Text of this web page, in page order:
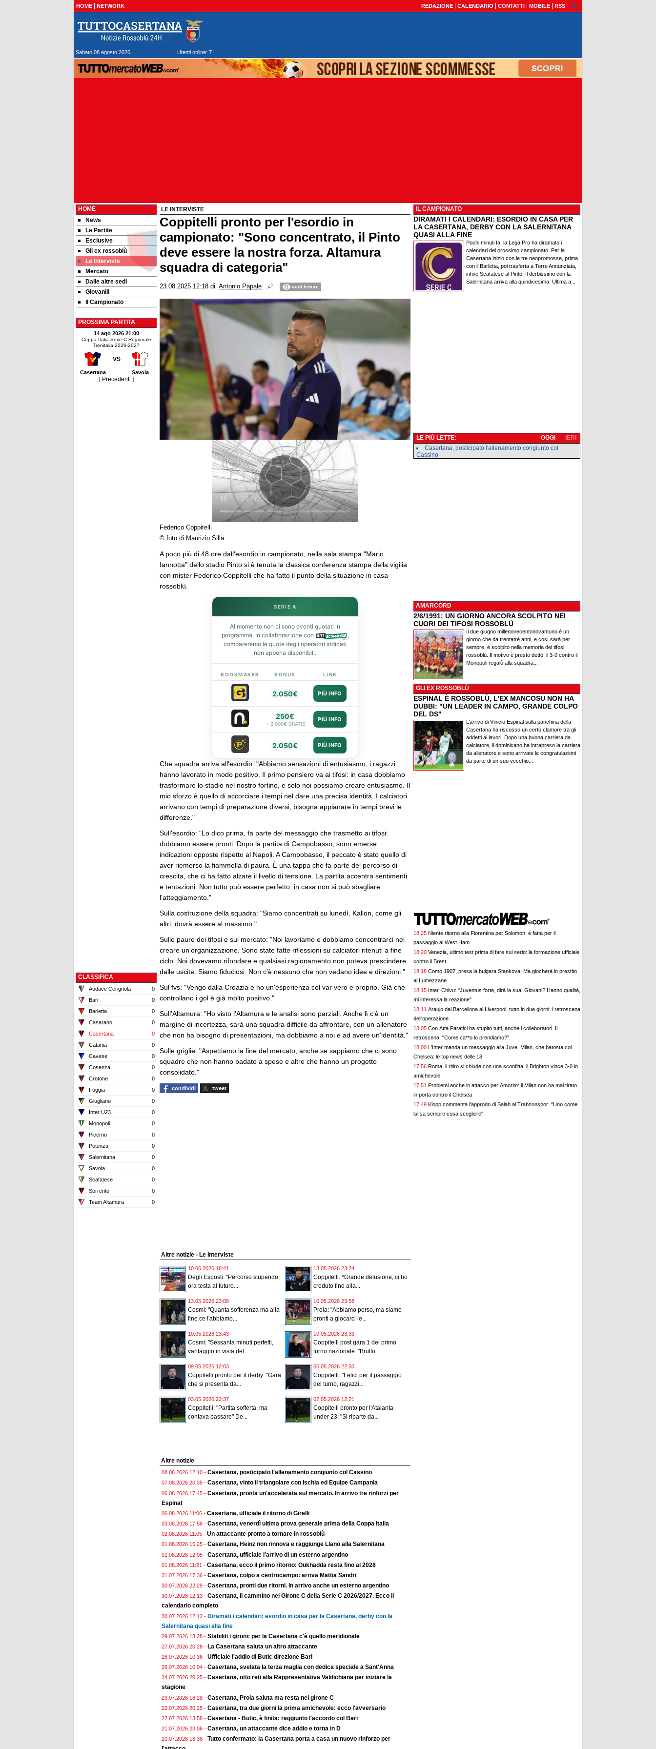
HOME NETWORK REDAZIONE CALENDARIO CONTATTI MOBILE RSS
Sabato 08 agosto 2026 Utenti online: 7
HOME
News
Le Partite
Esclusive
Gli ex rossoblù
Le Interviste
Mercato
Dalle altre sedi
Giovanili
Il Campionato
PROSSIMA PARTITA
14 ago 2026 21:00
Coppa Italia Serie C Regionale
Trenitalia 2026-2027
VS
Casertana Savoia
[ Precedenti ]
CLASSIFICA
Audace Cerignola
0
Bari
0
Barletta
0
Casarano
0
Casertana
0
Catania
0
Cavese
0
Cosenza
0
Crotone
0
Foggia
0
Giugliano
0
Inter U23
0
Monopoli
0
Picerno
0
Potenza
0
Salernitana
0
Savoia
0
Scafatese
0
Sorrento
0
Team Altamura
0
LE INTERVISTE
Coppitelli pronto per l'esordio in
campionato: "Sono concentrato, il Pinto
deve essere la nostra forza. Altamura
squadra di categoria"
23.08.2025 12:18 di Antonio Papale vedi letture
Federico Coppitelli
© foto di Maurizio Silla
A poco più di 48 ore dall'esordio in campionato, nella sala stampa "Mario
Iannotta" dello stadio Pinto si è tenuta la classica conferenza stampa della vigilia
con mister Federico Coppitelli che ha fatto il punto della situazione in casa
rossoblù.
SERIE A
Al momento non ci sono eventi quotati in
programma. In collaborazione con
,
compareremo le quote degli operatori indicati
non appena disponibili.
BOOKMAKER BONUS LINK
2.050€ PIÙ INFO
250€
+ 2.000€ GRATIS
PIÙ INFO
2.050€ PIÙ INFO
Che squadra arriva all'esordio: "Abbiamo sensazioni di entusiasmo, i ragazzi
hanno lavorato in modo positivo. Il primo pensiero va ai tifosi: in casa dobbiamo
trasformare lo stadio nel nostro fortino, e solo noi possiamo creare entusiasmo. Il
mio sforzo è quello di accorciare i tempi nel dare una precisa identità. I calciatori
arrivano con tempi di preparazione diversi, bisogna appianare in tempi brevi le
differenze."
Sull'esordio: "Lo dico prima, fa parte del messaggio che trasmetto ai tifosi:
dobbiamo essere pronti. Dopo la partita di Campobasso, sono emerse
indicazioni opposte rispetto al Napoli. A Campobasso, il peccato è stato quello di
aver riemerso la fiammella di paura. È una tappa che fa parte del percorso di
crescita, che ci ha fatto alzare il livello di tensione. La partita accentra sentimenti
e tentazioni. Non tutto può essere perfetto, in casa non si può sbagliare
l'atteggiamento."
Sulla costruzione della squadra: "Siamo concentrati su lunedì. Kallon, come gli
altri, dovrà essere al massimo."
Sulle paure dei tifosi e sul mercato: "Noi lavoriamo e dobbiamo concentrarci nel
creare un'organizzazione. Sono state fatte riflessioni su calciatori ritenuti a fine
ciclo. Noi dovevamo rifondare e qualsiasi ragionamento non poteva prescindere
dalle uscite. Siamo fiduciosi. Non c'è nessuno che non vedano idee e direzioni."
Sul fvs: "Vengo dalla Croazia e ho un'esperienza col var vero e proprio. Già che
controllano i gol è già molto positivo."
Sull'Altamura: "Ho visto l'Altamura e le analisi sono parziali. Anche lì c'è un
margine di incertezza, sarà una squadra difficile da affrontare, con un allenatore
che non ha bisogno di presentazioni, ma dobbiamo a noi e ad avere un'identità."
Sulle griglie: "Aspettiamo la fine del mercato, anche se sappiamo che ci sono
squadre che non hanno badato a spese e altre che hanno un progetto
consolidato."
condividi tweet
Altre notizie - Le Interviste
10.06.2026 18:41
Degli Esposti: "Percorso stupendo,
ora testa al futuro....
13.05.2026 23:24
Coppitelli: *Grande delusione, ci ho
creduto fino alla...
13.05.2026 23:08
Cosmi: "Quanta sofferenza ma alla
fine ce l'abbiamo...
10.05.2026 23:58
Proia: "Abbiamo perso, ma siamo
pronti a giocarci le...
10.05.2026 23:43
Cosmi: "Sessanta minuti perfetti,
vantaggio in vista del...
10.05.2026 23:33
Coppitelli post gara 1 del primo
turno nazionale: "Brutto...
09.05.2026 12:03
Coppitelli pronto per il derby: "Gara
che si presenta da...
06.05.2026 22:50
Coppitelli: "Felici per il passaggio
del turno, ragazzi...
03.05.2026 22:37
Coppitelli: "Partita sofferta, ma
contava passare" De...
02.05.2026 12:21
Coppitelli pronto per l'Atalanta
under 23: "Si riparte da...
Altre notizie
08.08.2026 12:10 - Casertana, posticipato l'allenamento congiunto col Cassino
07.08.2026 20:35 - Casertana, vinto il triangolare con Ischia ed Equipe Campania
06.08.2026 17:45 - Casertana, pronta un'accelerata sul mercato. In arrivo tre rinforzi per
Espinal
06.08.2026 11:06 - Casertana, ufficiale il ritorno di Girelli
03.08.2026 17:58 - Casertana, venerdì ultima prova generale prima della Coppa Italia
02.08.2026 11:05 - Un attaccante pronto a tornare in rossoblù
01.08.2026 15:25 - Casertana, Heinz non rinnova e raggiunge Llano alla Salernitana
01.08.2026 12:05 - Casertana, ufficiale l'arrivo di un esterno argentino
01.08.2026 11:21 - Casertana, ecco il primo ritorno: Oukhadda resta fino al 2028
31.07.2026 17:36 - Casertana, colpo a centrocampo: arriva Mattia Sandri
30.07.2026 22:29 - Casertana, pronti due ritorni. In arrivo anche un esterno argentino
30.07.2026 12:13 - Casertana, il cammino nel Girone C della Serie C 2026/2027. Ecco il
calendario completo
30.07.2026 12:12 - Diramati i calendari: esordio in casa per la Casertana, derby con la
Salernitana quasi alla fine
29.07.2026 13:28 - Stabiliti i gironi: per la Casertana c'è quello meridionale
27.07.2026 20:28 - La Casertana saluta un altro attaccante
26.07.2026 10:36 - Ufficiale l'addio di Butic direzione Bari
26.07.2026 10:04 - Casertana, svelata la terza maglia con dedica speciale a Sant'Anna
24.07.2026 20:25 - Casertana, otto reti alla Rappresentativa Valdichiana per iniziare la
stagione
23.07.2026 18:28 - Casertana, Proia saluta ma resta nel girone C
22.07.2026 20:25 - Casertana, tra due giorni la prima amichevole: ecco l'avversario
22.07.2026 13:58 - Casertana - Butic, è finita: raggiunto l'accordo col Bari
21.07.2026 23:06 - Casertana, un attaccante dice addio e torna in D
20.07.2026 18:38 - Tutto confermato: la Casertana porta a casa un nuovo rinforzo per
IL CAMPIONATO
DIRAMATI I CALENDARI: ESORDIO IN CASA PER
LA CASERTANA, DERBY CON LA SALERNITANA
QUASI ALLA FINE
Pochi minuti fa, la Lega Pro ha diramato i
calendari del prossimo campionato. Per la
Casertana inizio con le tre neopromosse, prima
con il Barletta, poi trasferta a Torre Annunziata,
infine Scafatese al Pinto. Il derbissimo con la
Salernitana arriva alla quindicesima. Ultima a...
LE PIÙ LETTE: IERI
OGGI
Casertana, posticipato l'allenamento congiunto col
Cassino
AMARCORD
2/6/1991: UN GIORNO ANCORA SCOLPITO NEI
CUORI DEI TIFOSI ROSSOBLÙ
Il due giugno millenovecentonovantuno è un
giorno che da trentatré anni, e così sarà per
sempre, è scolpito nella memoria dei tifosi
rossoblù. Il motivo è presto detto: il 3-0 contro il
Monopoli regalò alla squadra...
GLI EX ROSSOBLÙ
ESPINAL È ROSSOBLÙ, L'EX MANCOSU NON HA
DUBBI: "UN LEADER IN CAMPO, GRANDE COLPO
DEL DS"
L’arrivo di Vinicio Espinal sulla panchina della
Casertana ha riscosso un certo clamore tra gli
addetti ai lavori. Dopo una buona carriera da
calciatore, il dominicano ha intrapreso la carriera
da allenatore e sono arrivate le congratulazioni
da parte di un suo vecchio...
18:25 Niente ritorno alla Fiorentina per Solomon: è fatta per il
passaggio al West Ham
18:20 Venezia, ultimo test prima di fare sul serio: la formazione ufficiale
contro il Brest
18:18 Como 1907, presa la bulgara Stankova. Ma giocherà in prestito
al Lumezzane
18:15 Inter, Chivu: "Juventus forte, dirà la sua. Giovani? Hanno qualità,
mi interessa la reazione"
18:11 Araujo dal Barcellona al Liverpool, tutto in due giorni: i retroscena
dell'operazione
18:05 Con Atta Paratici ha stupito tutti, anche i colleboratori. Il
retroscena: "Come ca**o lo prendiamo?"
18:00 L'Inter manda un messaggio alla Juve. Milan, che batosta col
Chelsea: le top news delle 18
17:56 Roma, il ritiro si chiude con una sconfitta: il Brighton vince 3-0 in
amichevole
17:51 Problemi anche in attacco per Amorim: il Milan non ha mai tirato
in porta contro il Chelsea
17:49 Klopp commenta l'approdo di Salah al Trabzonspor: "Uno come
lui sa sempre cosa scegliere"